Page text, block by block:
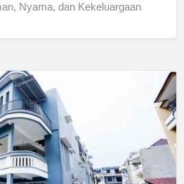
Nyama, dan Kekeluargaan